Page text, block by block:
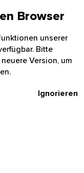
Browser
unserer
Bitte
Version, um
Ignorieren